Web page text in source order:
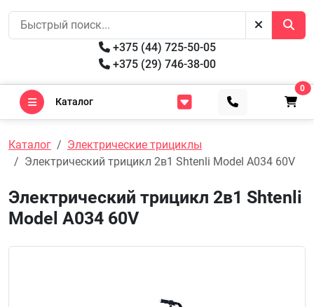
+375 (44) 725-50-05
+375 (29) 746-38-00
Каталог
0
Каталог
Электрические трициклы
Электрический трицикл 2в1 Shtenli Model A034 60V
Электрический трицикл 2в1 Shtenli
Model A034 60V